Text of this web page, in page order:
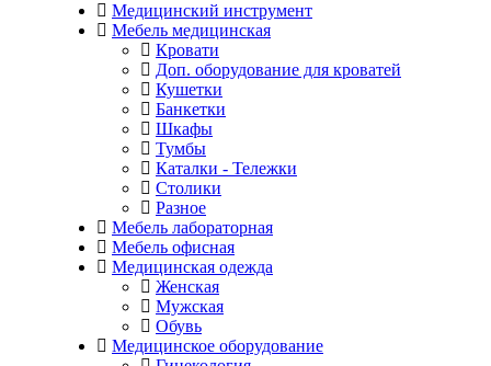
Медицинский инструмент
Мебель медицинская
Кровати
Доп. оборудование для кроватей
Кушетки
Банкетки
Шкафы
Тумбы
Каталки - Тележки
Столики
Разное
Мебель лабораторная
Мебель офисная
Медицинская одежда
Женская
Мужская
Обувь
Медицинское оборудование